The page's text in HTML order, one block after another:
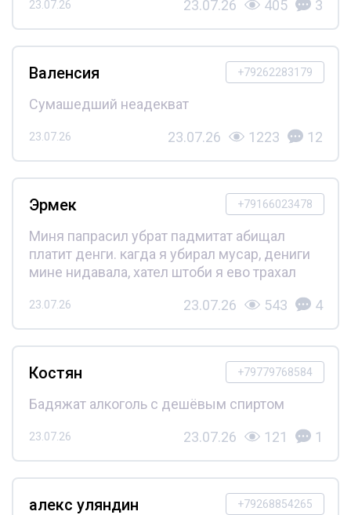
23.07.26 23.07.26 405 3
+79262283179
Валенсия
Сумашедший неадекват
23.07.26 23.07.26 1223 12
+79166023478
Эрмек
Миня папрасил убрат падмитат абищал
платит денги. кагда я убирал мусар, дениги
мине нидавала, хател штоби я ево трахал
23.07.26 23.07.26 543 4
+79779768584
Костян
Бадяжат алкоголь с дешёвым спиртом
23.07.26 23.07.26 121 1
+79268854265
алекс уляндин